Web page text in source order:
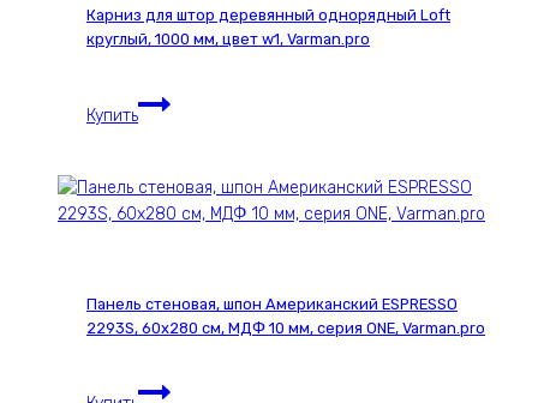
Карниз для штор деревянный однорядный Loft
круглый, 1000 мм, цвет w1, Varman.pro
Купить
Карниз
для
однорядный
мм,
цвет
Varman.pro
Панель стеновая, шпон Американский ESPRESSO
2293S, 60х280 см, МДФ 10 мм, серия ONE, Varman.pro
Панель